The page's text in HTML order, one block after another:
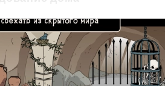
в игре играет свою роль.
могут оказаться частью
к уже знакомым местам с
делает прохождение более